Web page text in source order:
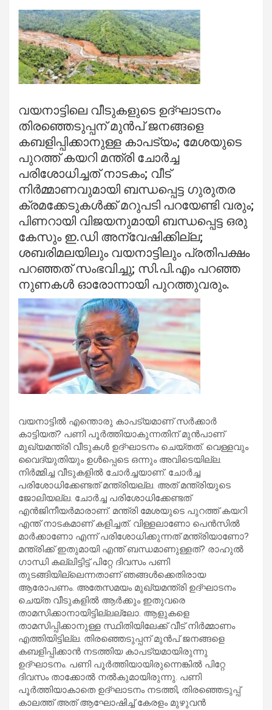
വയനാട്ടിലെ വീടുകളുടെ ഉദ്ഘാടനം
തിരഞ്ഞെടുപ്പന് മുന്‍പ് ജനങ്ങളെ
കബളിപ്പിക്കാനുള്ള കാപട്യം; മേശയുടെ
പുറത്ത് കയറി മന്ത്രി ചോര്‍ച്ച
പരിശോധിച്ചത് നാടകം; വീട്
നിര്‍മ്മാണവുമായി ബന്ധപ്പെട്ട ഗുരുതര
ക്രമക്കേടുകള്‍ക്ക് മറുപടി പറയേണ്ടി വരും;
പിണറായി വിജയനുമായി ബന്ധപ്പെട്ട ഒരു
കേസും ഇ.ഡി അന്വേഷിക്കില്ല;
ശബരിമലയിലും വയനാട്ടിലും പ്രതിപക്ഷം
പറഞ്ഞത് സംഭവിച്ചു; സി.പി.എം പറഞ്ഞ
നുണകള്‍ ഓരോന്നായി പുറത്തുവരും.
വയനാട്ടില്‍ എന്തൊരു കാപട്യമാണ് സര്‍ക്കാര്‍
കാട്ടിയത്? പണി പൂര്‍ത്തിയാകുന്നതിന് മുന്‍പാണ്
മുഖ്യമന്ത്രി വീടുകള്‍ ഉദ്ഘാടനം ചെയ്തത്. വെള്ളവും
വൈദ്യുതിയും ഉള്‍പ്പെടെ ഒന്നും അവിടെയില്ല.
നിര്‍മ്മിച്ച വീടുകളില്‍ ചോര്‍ച്ചയാണ്. ചോര്‍ച്ച
പരിശോധിക്കേണ്ടത് മന്ത്രിയല്ല. അത് മന്ത്രിയുടെ
ജോലിയല്ല. ചോര്‍ച്ച പരിശോധിക്കേണ്ടത്
എന്‍ജിനീയര്‍മാരാണ്. മന്ത്രി മേശയുടെ പുറത്ത് കയറി
എന്ത് നാടകമാണ് കളിച്ചത്. വിള്ളലാണോ പെന്‍സില്‍
മാര്‍ക്കാണോ എന്ന് പരിശോധിക്കുന്നത് മന്ത്രിയാണോ?
മന്ത്രിക്ക് ഇതുമായി എന്ത് ബന്ധമാണുള്ളത്? രാഹുല്‍
ഗാന്ധി കല്ലിട്ടിട്ട് പിറ്റേ ദിവസം പണി
തുടങ്ങിയില്ലെന്നതാണ് ഞങ്ങള്‍ക്കെതിരായ
ആരോപണം. അതേസമയം മുഖ്യമന്ത്രി ഉദ്ഘാടനം
ചെയ്ത വീടുകളില്‍ ആര്‍ക്കും ഇതുവരെ
താമസിക്കാനായിട്ടില്ലല്ലോ. ആളുകളെ
താമസിപ്പിക്കാനുള്ള സ്ഥിതിയിലേക്ക് വീട് നിര്‍മ്മാണം
എത്തിയിട്ടില്ല. തിരഞ്ഞെടുപ്പന് മുന്‍പ് ജനങ്ങളെ
കബളിപ്പിക്കാന്‍ നടത്തിയ കാപട്യമായിരുന്നു
ഉദ്ഘാടനം. പണി പൂര്‍ത്തിയായിരുന്നെങ്കില്‍ പിറ്റേ
ദിവസം താക്കോല്‍ നല്‍കുമായിരുന്നു. പണി
പൂര്‍ത്തിയാകാതെ ഉദ്ഘാടനം നടത്തി, തിരഞ്ഞെടുപ്പ്
കാലത്ത് അത് ആഘോഷിച്ച് കേരളം മുഴുവന്‍